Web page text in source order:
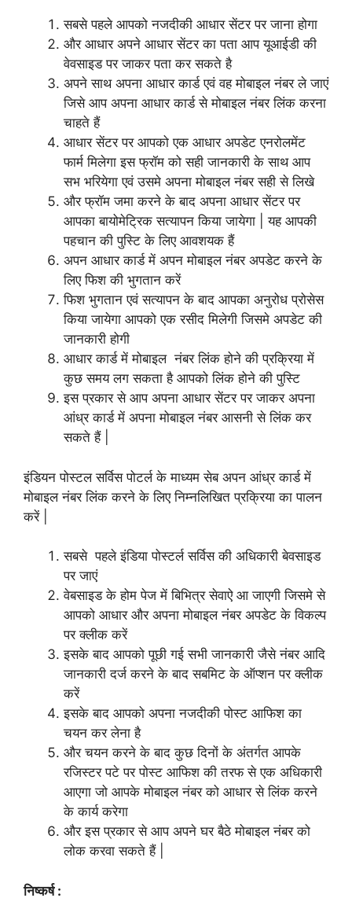
सबसे पहले आपको नजदीकी आधार सेंटर पर जाना होगा
और आधार अपने आधार सेंटर का पता आप यूआईडी की
वेवसाइड पर जाकर पता कर सकते है
अपने साथ अपना आधार कार्ड एवं वह मोबाइल नंबर ले जाएं
जिसे आप अपना आधार कार्ड से मोबाइल नंबर लिंक करना
चाहते हैं
आधार सेंटर पर आपको एक आधार अपडेट एनरोलमेंट
फार्म मिलेगा इस फ्रॉम को सही जानकारी के साथ आप
सभ भरियेगा एवं उसमे अपना मोबाइल नंबर सही से लिखे
और फ्रॉम जमा करने के बाद अपना आधार सेंटर पर
आपका बायोमेट्रिक सत्यापन किया जायेगा | यह आपकी
पहचान की पुस्टि के लिए आवशयक हैं
अपन आधार कार्ड में अपन मोबाइल नंबर अपडेट करने के
लिए फिश की भुगतान करें
फिश भुगतान एवं सत्यापन के बाद आपका अनुरोध प्रोसेस
किया जायेगा आपको एक रसीद मिलेगी जिसमे अपडेट की
जानकारी होगी
आधार कार्ड में मोबाइल नंबर लिंक होने की प्रक्रिया में
कुछ समय लग सकता है आपको लिंक होने कीपुस्टि
इस प्रकार से आप अपना आधार सेंटर पर जाकर अपना
आंध्र कार्ड में अपना मोबाइल नंबर आसनी से लिंक कर
सकते हैं |
इंडियन पोस्टल सर्विस पोटर्ल के माध्यम सेब अपन आंध्र कार्ड में
मोबाइल नंबर लिंक करने के लिए निम्नलिखित प्रक्रिया का पालन
करें |
सबसे पहले इंडिया पोस्टर्ल सर्विस की अधिकारी बेवसाइड
पर जाएं
वेबसाइड के होम पेज में बिभित्र सेवाऐ आ जाएगी जिसमे से
आपको आधार और अपना मोबाइल नंबर अपडेट के विकल्प
पर क्लीक करें
इसके बाद आपको पूछी गई सभी जानकारी जैसे नंबर आदि
जानकारी दर्ज करने के बाद सबमिट के ऑप्शन पर क्लीक
करें
इसके बाद आपको अपना नजदीकी पोस्ट आफिश का
चयन कर लेना है
और चयन करने के बाद कुछ दिनों के अंतर्गत आपके
रजिस्टर पटे पर पोस्ट आफिश की तरफ से एक अधिकारी
आएगा जो आपके मोबाइल नंबर को आधार से लिंक करने
के कार्य करेगा
और इस प्रकार से आप अपने घर बैठे मोबाइल नंबर को
लोक करवा सकते हैं |
निष्कर्ष :